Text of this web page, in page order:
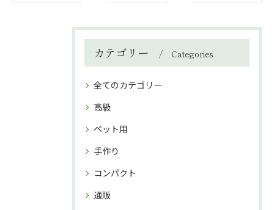
カテゴリー Categories
全てのカテゴリー
高級
ペット用
手作り
コンパクト
通販